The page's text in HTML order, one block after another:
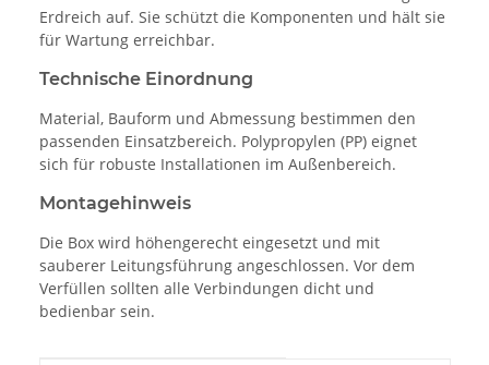
Erdreich auf. Sie schützt die Komponenten und hält sie
für Wartung erreichbar.
Technische Einordnung
Material, Bauform und Abmessung bestimmen den
passenden Einsatzbereich. Polypropylen (PP) eignet
sich für robuste Installationen im Außenbereich.
Montagehinweis
Die Box wird höhengerecht eingesetzt und mit
sauberer Leitungsführung angeschlossen. Vor dem
Verfüllen sollten alle Verbindungen dicht und
bedienbar sein.